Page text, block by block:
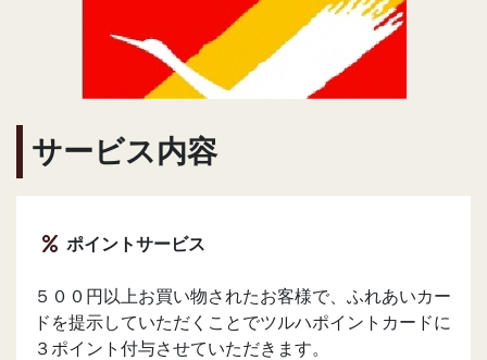
サービス内容
ポイントサービス
５００円以上お買い物されたお客様で、ふれあいカー
ドを提示していただくことでツルハポイントカードに
３ポイント付与させていただきます。